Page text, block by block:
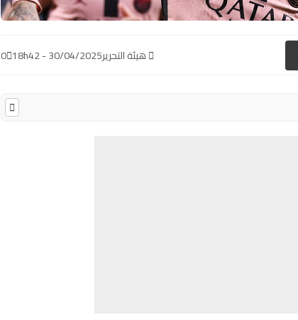
هيئة التحرير30/04/2025 - 18h42
0